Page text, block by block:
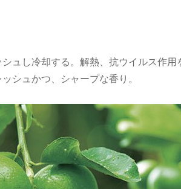
ュし冷却する。解熱、抗ウイルス作用
シュかつ、シャープな香り。